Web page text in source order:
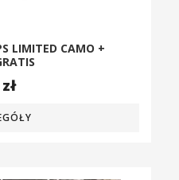
LIMITED CAMO +
zł